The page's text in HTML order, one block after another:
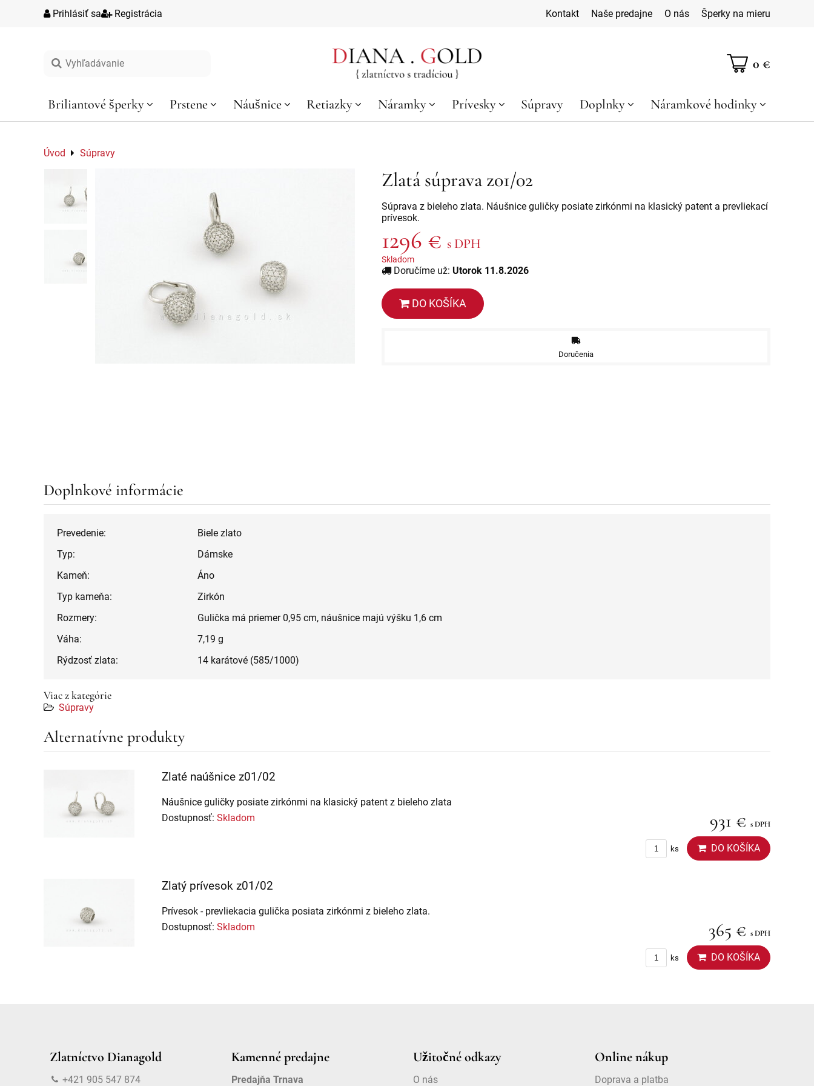
Prihlásiť sa Registrácia Kontakt Naše predajne O nás Šperky na mieru
0 €
Briliantové šperky Prstene Náušnice Retiazky Náramky Prívesky Súpravy Doplnky Náramkové hodinky
Úvod Súpravy
Zlatá súprava z01/02
Súprava z bieleho zlata. Náušnice guličky posiate zirkónmi na klasický patent a prevliekací
prívesok.
1296 € s DPH
Skladom
Doručíme už: Utorok 11.8.2026
DO KOŠÍKA
Doručenia
Doplnkové informácie
Prevedenie:
Biele zlato
Typ:
Dámske
Kameň:
Áno
Typ kameňa:
Zirkón
Rozmery:
Gulička má priemer 0,95 cm, náušnice majú výšku 1,6 cm
Váha:
7,19 g
Rýdzosť zlata:
14 karátové (585/1000)
Viac z kategórie
Súpravy
Alternatívne produkty
Zlaté naúšnice z01/02
Náušnice guličky posiate zirkónmi na klasický patent z bieleho zlata
Dostupnosť: Skladom 931 € s DPH
ks DO KOŠÍKA
Zlatý prívesok z01/02
Prívesok - prevliekacia gulička posiata zirkónmi z bieleho zlata.
Dostupnosť: Skladom 365 € s DPH
ks DO KOŠÍKA
Zlatníctvo Dianagold
+421 905 547 874
Kamenné predajne
Predajňa Trnava
Užitočné odkazy
O nás
Online nákup
Doprava a platba